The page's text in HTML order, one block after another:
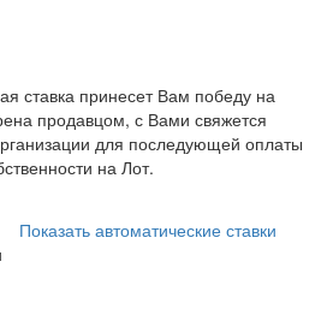
ставка принесет Вам победу на
продавцом, с Вами свяжется
для последующей оплаты
на Лот.
Показать автоматические ставки